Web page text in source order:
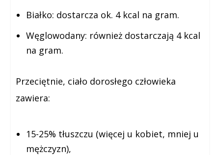
Białko: dostarcza ok. 4 kcal na gram.
Węglowodany: również dostarczają 4 kcal
na gram.
Przeciętnie, ciało dorosłego człowieka
zawiera:
15-25% tłuszczu (więcej u kobiet, mniej u
mężczyzn),